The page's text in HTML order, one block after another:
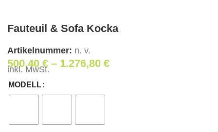
Fauteuil & Sofa Kocka
Artikelnummer: n. v.
500,40€ – 1.276,80 €
inkl. MwSt.
MODELL